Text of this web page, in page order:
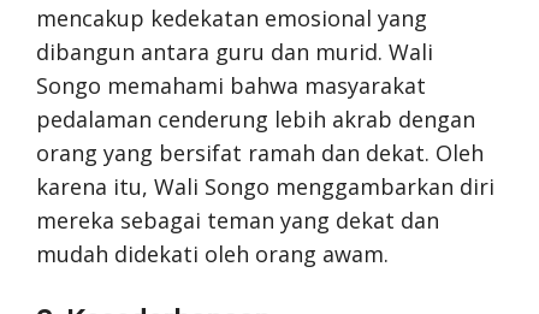
mencakup kedekatan emosional yang
dibangun antara guru dan murid. Wali
Songo memahami bahwa masyarakat
pedalaman cenderung lebih akrab dengan
orang yang bersifat ramah dan dekat. Oleh
karena itu, Wali Songo menggambarkan diri
mereka sebagai teman yang dekat dan
mudah didekati oleh orang awam.